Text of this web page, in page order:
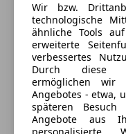
*Real Time Traffic by
*CITROËN Connect
*Sicherheitspaket
Anbieter auf AutoScout24
Werkstatt
Geschlossen
Öffnet um 8:00 Fr.
Westbahnstraße
4300 St. Valentin,
Wir bzw.
technologische
ähnliche Tools
erweiterte
verbessertes
Durch diese
ermöglichen wir
Angebotes - etwa,
späteren Besuch
Angebote aus